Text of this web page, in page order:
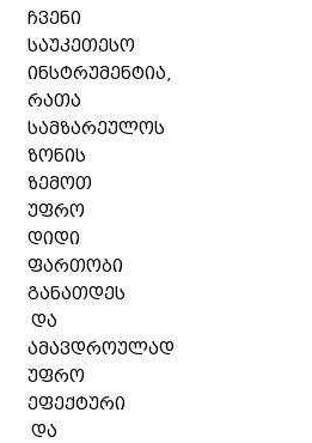
ჩვენი
საუკეთესო
ინსტრუმენტია,
რათა
სამზარეულოს
ზონის
ზემოთ
უფრო
დიდი
ფართობი
განათდეს
და
ამავდროულად
უფრო
ეფექტური
და